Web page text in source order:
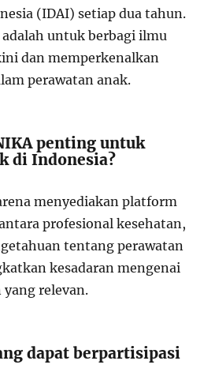
(IDAI) setiap dua tahun.
untuk berbagi ilmu
dan memperkenalkan
perawatan anak.
penting untuk
di Indonesia?
menyediakan platform
profesional kesehatan,
tentang perawatan
kesadaran mengenai
relevan.
dapat berpartisipasi